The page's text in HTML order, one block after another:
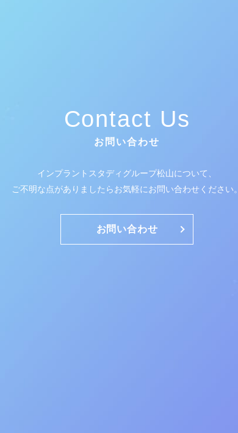
Contact Us
お問い合わせ
インプラントスタディグループ松山について、
ご不明な点がありましたらお気軽にお問い合わせください。
お問い合わせ